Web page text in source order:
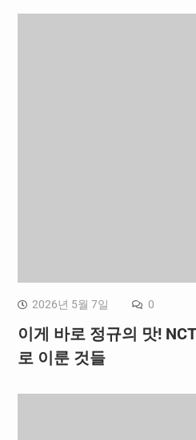
2026년 5월 7일 0
이게 바로 정규의 맛!
로 이룬 것들